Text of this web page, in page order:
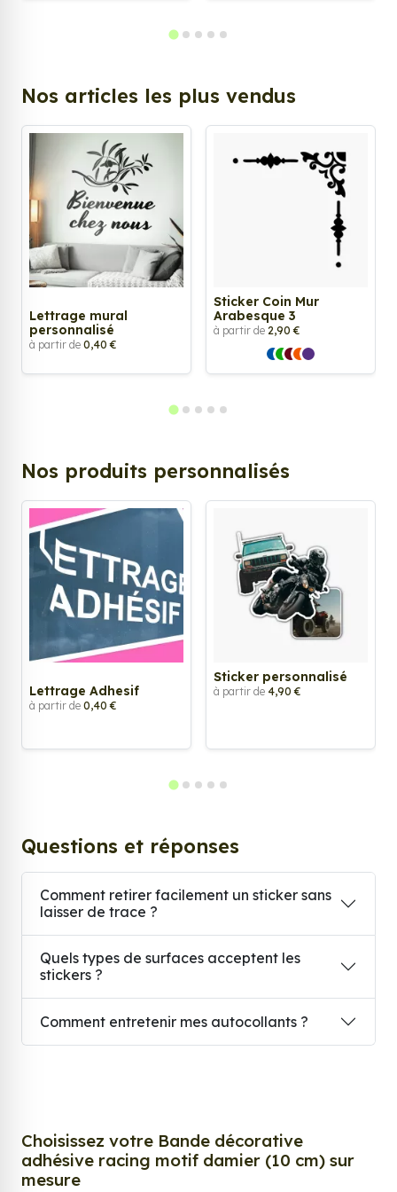
Nos articles les plus vendus
Lettrage mural
personnalisé
à partir de 0,40 €
Sticker Coin Mur
Arabesque 3
à partir de 2,90 €
Nos produits personnalisés
Lettrage Adhesif
à partir de 0,40 €
Sticker personnalisé
à partir de 4,90 €
Questions et réponses
Comment retirer facilement un sticker sans
laisser de trace ?
Quels types de surfaces acceptent les
stickers ?
Comment entretenir mes autocollants ?
Choisissez votre Bande décorative
adhésive racing motif damier (10 cm) sur
mesure